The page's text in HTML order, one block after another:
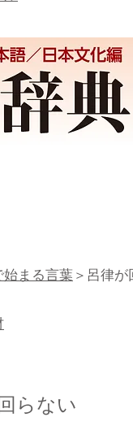
まる言葉＞呂律
らない